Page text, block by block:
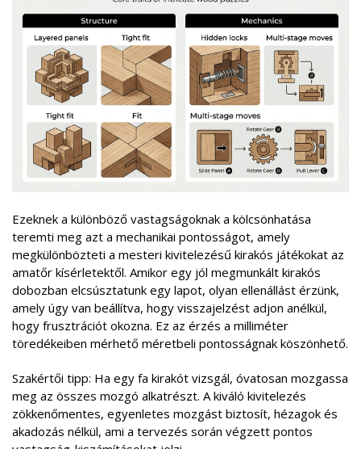
Ezeknek a különböző vastagságoknak a kölcsönhatása
teremti meg azt a mechanikai pontosságot, amely
megkülönbözteti a mesteri kivitelezésű kirakós játékokat az
amatőr kísérletektől. Amikor egy jól megmunkált kirakós
dobozban elcsúsztatunk egy lapot, olyan ellenállást érzünk,
amely úgy van beállítva, hogy visszajelzést adjon anélkül,
hogy frusztrációt okozna. Ez az érzés a milliméter
töredékeiben mérhető méretbeli pontosságnak köszönhető.
Szakértői tipp: Ha egy fa kirakót vizsgál, óvatosan mozgassa
meg az összes mozgó alkatrészt. A kiváló kivitelezés
zökkenőmentes, egyenletes mozgást biztosít, hézagok és
akadozás nélkül, ami a tervezés során végzett pontos